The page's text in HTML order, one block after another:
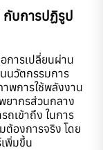
กับการปฏิรูป
การเปลี่ยนผ่าน
นวัตกรรมการ
พการใช้พลังงาน
ยากรส่วนกลาง
ถเข้าถึง ในการ
ต้องการจริง โดย
พิ่มขึ้น